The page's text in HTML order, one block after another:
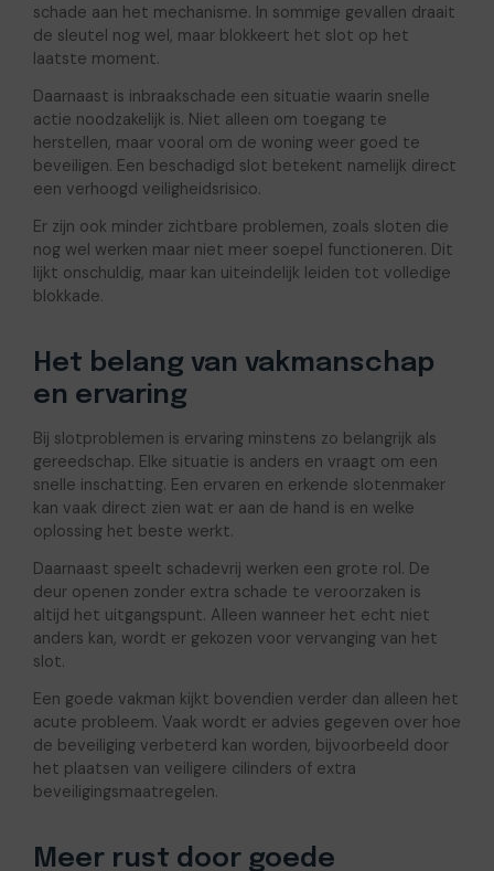
schade aan het mechanisme. In sommige gevallen draait
de sleutel nog wel, maar blokkeert het slot op het
laatste moment.
Daarnaast is inbraakschade een situatie waarin snelle
actie noodzakelijk is. Niet alleen om toegang te
herstellen, maar vooral om de woning weer goed te
beveiligen. Een beschadigd slot betekent namelijk direct
een verhoogd veiligheidsrisico.
Er zijn ook minder zichtbare problemen, zoals sloten die
nog wel werken maar niet meer soepel functioneren. Dit
lijkt onschuldig, maar kan uiteindelijk leiden tot volledige
blokkade.
Het belang van vakmanschap
en ervaring
Bij slotproblemen is ervaring minstens zo belangrijk als
gereedschap. Elke situatie is anders en vraagt om een
snelle inschatting. Een ervaren en erkende slotenmaker
kan vaak direct zien wat er aan de hand is en welke
oplossing het beste werkt.
Daarnaast speelt schadevrij werken een grote rol. De
deur openen zonder extra schade te veroorzaken is
altijd het uitgangspunt. Alleen wanneer het echt niet
anders kan, wordt er gekozen voor vervanging van het
slot.
Een goede vakman kijkt bovendien verder dan alleen het
acute probleem. Vaak wordt er advies gegeven over hoe
de beveiliging verbeterd kan worden, bijvoorbeeld door
het plaatsen van veiligere cilinders of extra
beveiligingsmaatregelen.
Meer rust door goede